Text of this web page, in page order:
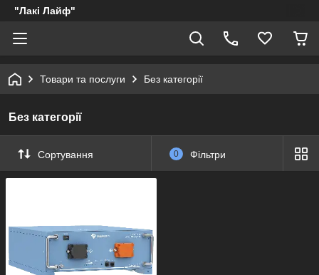
"Лакі Лайф"
Товари та послуги Без категорії
Без категорії
Сортування 0 Фільтри